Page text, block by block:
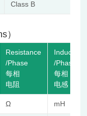
Class B
）
Resistance
/Phase
每相
电阻
/Phase
每相
电感
Ω mH